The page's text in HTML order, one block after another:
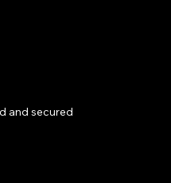
and secured